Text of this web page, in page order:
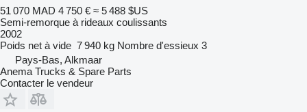
51 070 MAD 4 750 € ≈ 5 488 $US
Semi-remorque à rideaux coulissants
2002
Poids net à vide 7 940 kg Nombre d'essieux 3
Pays-Bas, Alkmaar
Anema Trucks & Spare Parts
Contacter le vendeur